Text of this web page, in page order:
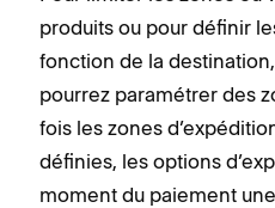
produits ou pour définir
fonction de la
pourrez paramétrer des
fois les zones
définies, les options
moment du paiement